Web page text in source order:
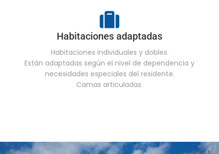
Habitaciones adaptadas
Habitaciones individuales y dobles.
Están adaptadas según el nivel de dependencia y
necesidades especiales del residente.
Camas articuladas.